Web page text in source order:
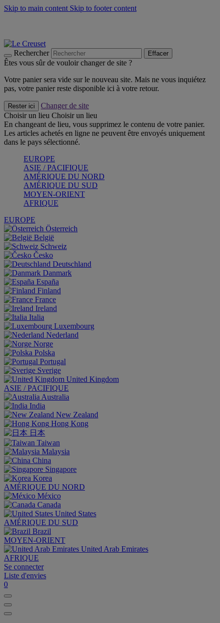
Skip to main content Skip to footer content
Rechercher Effacer
Êtes vous sûr de vouloir changer de site ?
Votre panier sera vide sur le nouveau site. Mais ne vous inquiétez
pas, votre panier reste disponible ici à votre retour.
Rester ici
Changer de site
Choisir un lieu Choisir un lieu
En changeant de lieu, vous supprimez le contenu de votre panier.
Les articles achetés en ligne ne peuvent être envoyés uniquement
dans le pays sélectionné.
EUROPE
ASIE / PACIFIQUE
AMÉRIQUE DU NORD
AMÉRIQUE DU SUD
MOYEN-ORIENT
AFRIQUE
EUROPE
Österreich
België
Schweiz
Česko
Deutschland
Danmark
España
Finland
France
Ireland
Italia
Luxembourg
Nederland
Norge
Polska
Portugal
Sverige
United Kingdom
ASIE / PACIFIQUE
Australia
India
New Zealand
Hong Kong
日本
Taiwan
Malaysia
China
Singapore
Korea
AMÉRIQUE DU NORD
México
Canada
United States
AMÉRIQUE DU SUD
Brazil
MOYEN-ORIENT
United Arab Emirates
AFRIQUE
Se connecter
Liste d'envies
0